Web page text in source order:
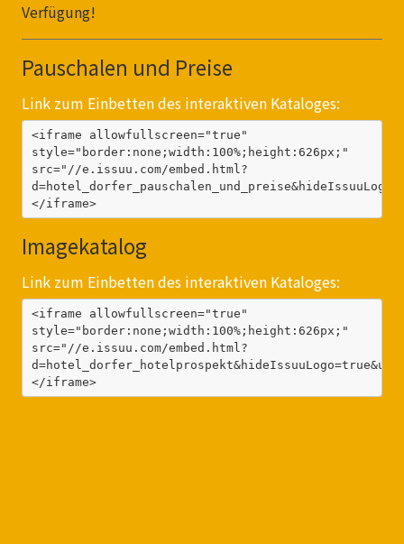
Verfügung!
Pauschalen und Preise
Link zum Einbetten des interaktiven Kataloges:
<iframe allowfullscreen="true"
style="border:none;width:100%;height:626px;"
src="//e.issuu.com/embed.html?
</iframe>
Imagekatalog
Link zum Einbetten des interaktiven Kataloges:
<iframe allowfullscreen="true"
style="border:none;width:100%;height:626px;"
src="//e.issuu.com/embed.html?
</iframe>